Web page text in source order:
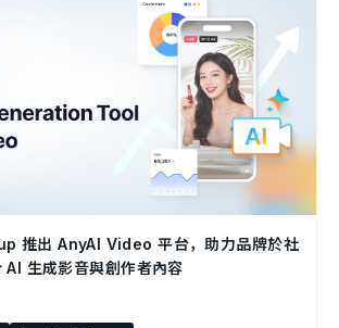
推出 AnyAI Video 平台，助力品牌於社
AI 生成影音與創作者內容